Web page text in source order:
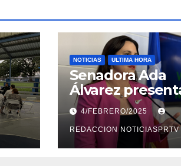
NOTICIAS ULTIMA HORA
Senadora Ada
Álvarez
medidas ante la
violencia en el
noviazgo
4/FEBRERO/2025
REDACCION NOTICIASPRTV